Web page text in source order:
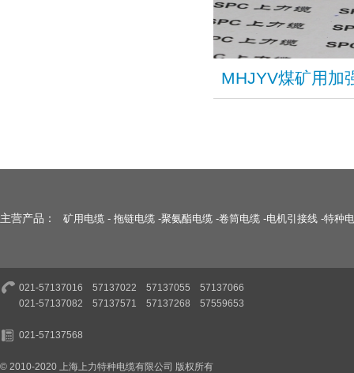
​MHJYV煤矿用加
主营产品： 矿用电缆 - 拖链电缆 -聚氨酯电缆 -卷筒电缆 -电机引接线 -特种
021-57137016 57137022 57137055 57137066
021-57137082 57137571 57137268 57559653
021-57137568
© 2010-2020 上海上力特种电缆有限公司 版权所有